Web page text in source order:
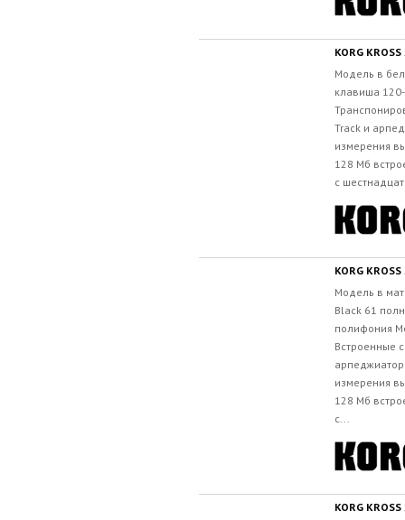
KORG
Модель в
клавиша
Track и
измерения
128 Мб
с
KORG
Модель в
Black 61
полифония
Встроенные
измерения
128 Мб
с...
KORG